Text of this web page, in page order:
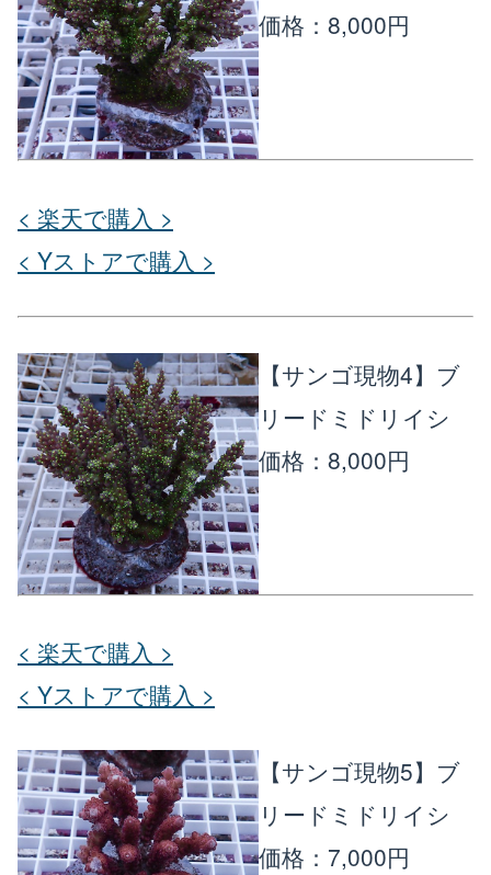
価格：8,000円
< 楽天で購入 >
< Yストアで購入 >
【サンゴ現物4】ブ
リードミドリイシ
価格：8,000円
< 楽天で購入 >
< Yストアで購入 >
【サンゴ現物5】ブ
リードミドリイシ
価格：7,000円